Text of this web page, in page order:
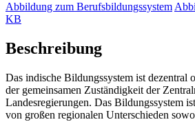
Abbildung zum Berufsbildungssystem
KB
Beschreibung
Das indische Bildungssystem ist dezentral
der gemeinsamen Zuständigkeit der
Landesregierungen. Das Bildungssystem
von großen regionalen Unterschieden